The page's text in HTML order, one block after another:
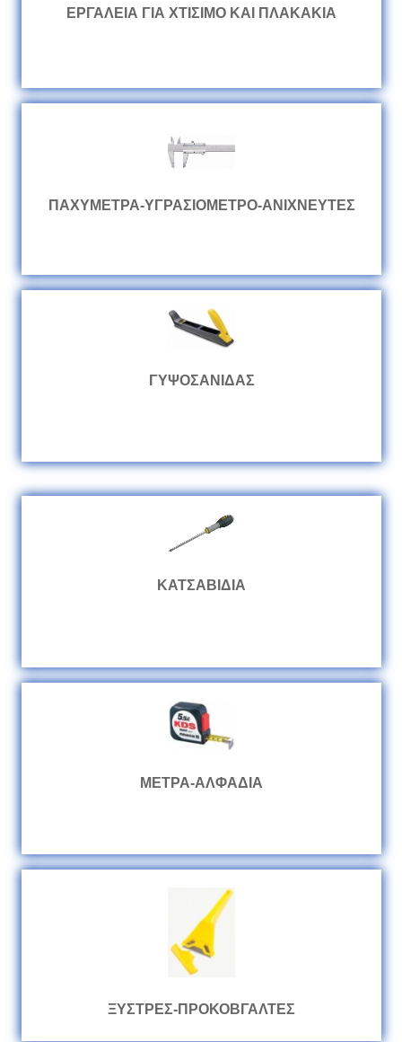
ΕΡΓΑΛΕΙΑ ΓΙΑ ΧΤΙΣΙΜΟ ΚΑΙ ΠΛΑΚΑΚΙΑ
ΠΑΧΥΜΕΤΡΑ-ΥΓΡΑΣΙΟΜΕΤΡΟ-ΑΝΙΧΝΕΥΤΕΣ
ΓΥΨΟΣΑΝΙΔΑΣ
ΚΑΤΣΑΒΙΔΙΑ
ΜΕΤΡΑ-ΑΛΦΑΔΙΑ
ΞΥΣΤΡΕΣ-ΠΡΟΚΟΒΓΑΛΤΕΣ